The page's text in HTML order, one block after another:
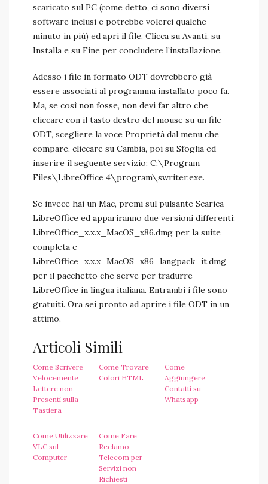
scaricato sul PC (come detto, ci sono diversi
software inclusi e potrebbe volerci qualche
minuto in più) ed apri il file. Clicca su Avanti, su
Installa e su Fine per concludere l’installazione.
Adesso i file in formato ODT dovrebbero già
essere associati al programma installato poco fa.
Ma, se così non fosse, non devi far altro che
cliccare con il tasto destro del mouse su un file
ODT, scegliere la voce Proprietà dal menu che
compare, cliccare su Cambia, poi su Sfoglia ed
inserire il seguente servizio: C:\Program
Files\LibreOffice 4\program\swriter.exe.
Se invece hai un Mac, premi sul pulsante Scarica
LibreOffice ed appariranno due versioni differenti:
LibreOffice_x.x.x_MacOS_x86.dmg per la suite
completa e
LibreOffice_x.x.x_MacOS_x86_langpack_it.dmg
per il pacchetto che serve per tradurre
LibreOffice in lingua italiana. Entrambi i file sono
gratuiti. Ora sei pronto ad aprire i file ODT in un
attimo.
Articoli Simili
Come Scrivere
Velocemente
Lettere non
Presenti sulla
Tastiera
Come Trovare
Colori HTML
Come
Aggiungere
Contatti su
Whatsapp
Come Utilizzare
VLC sul
Computer
Come Fare
Reclamo
Telecom per
Servizi non
Richiesti